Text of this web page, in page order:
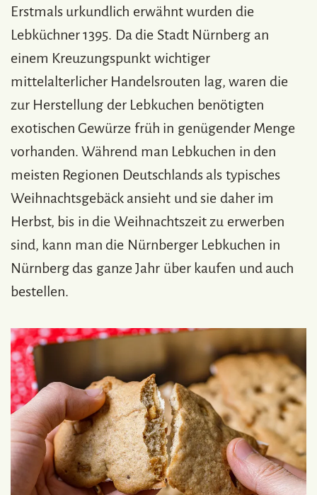
Erstmals urkundlich erwähnt wurden die
Lebküchner 1395. Da die Stadt Nürnberg an
einem Kreuzungspunkt wichtiger
mittelalterlicher Handelsrouten lag, waren die
zur Herstellung der Lebkuchen benötigten
exotischen Gewürze früh in genügender Menge
vorhanden. Während man Lebkuchen in den
meisten Regionen Deutschlands als typisches
Weihnachtsgebäck ansieht und sie daher im
Herbst, bis in die Weihnachtszeit zu erwerben
sind, kann man die Nürnberger Lebkuchen in
Nürnberg das ganze Jahr über kaufen und auch
bestellen.